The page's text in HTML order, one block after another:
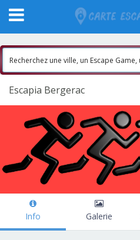
Escapia Bergerac
Info Galerie